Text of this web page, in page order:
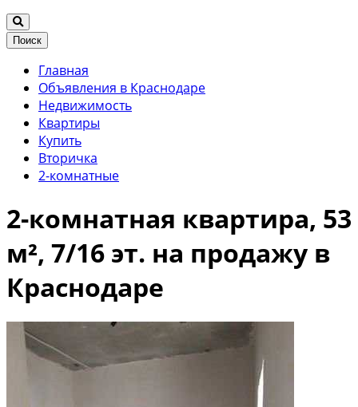
Поиск
Главная
Объявления в Краснодаре
Недвижимость
Квартиры
Купить
Вторичка
2-комнатные
2-комнатная квартира, 53
м², 7/16 эт. на продажу в
Краснодаре